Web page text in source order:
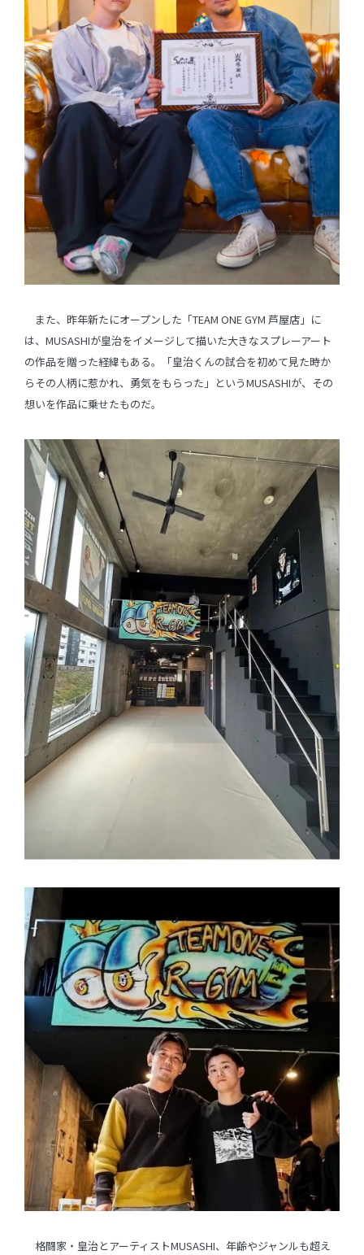
また、昨年新たにオープンした「TEAM ONE GYM 芦屋店」に
は、MUSASHIが皇治をイメージして描いた大きなスプレーアート
の作品を贈った経緯もある。「皇治くんの試合を初めて見た時か
らその人柄に惹かれ、勇気をもらった」というMUSASHIが、その
想いを作品に乗せたものだ。
格闘家・皇治とアーティストMUSASHI、年齢やジャンルも超え